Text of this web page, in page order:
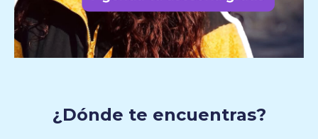
¿Dónde te encuentras?